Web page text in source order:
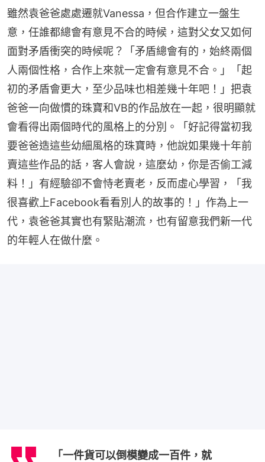
雖然袁爸爸處處遷就Vanessa，但合作建立一盤生
意，任誰都總會有意見不合的時候，這對父女又如何
面對矛盾衝突的時候呢？「矛盾總會有的，始終兩個
人兩個性格，合作上來就一定會有意見不合。」「起
初的矛盾會更大，至少品味也相差幾十年吧！」把袁
爸爸一向做慣的珠寶和VB的作品放在一起，很明顯就
會看得出兩個時代的風格上的分別。「好記得當初我
要爸爸造這些幼細風格的珠寶時，他說如果幾十年前
賣這些作品的話，客人會說，這麼幼，你是否偷工減
料！」有經驗卻不會恃老賣老，反而虛心學習，「我
很喜歡上Facebook看看別人的故事的！」作為上一
代，袁爸爸其實也有緊貼潮流，也有留意我們新一代
的年輕人在做什麼。
「一件貨可以倒模變成一百件，就